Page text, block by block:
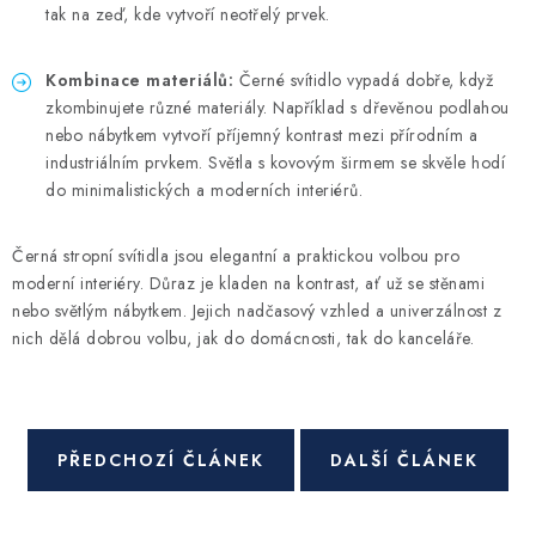
tak na zeď, kde vytvoří neotřelý prvek.
Kombinace materiálů: Černé svítidlo vypadá dobře, když
zkombinujete různé materiály. Například s dřevěnou podlahou
nebo nábytkem vytvoří příjemný kontrast mezi přírodním a
industriálním prvkem. Světla s kovovým širmem se skvěle hodí
do minimalistických a moderních interiérů.
Černá stropní svítidla jsou elegantní a praktickou volbou pro
moderní interiéry. Důraz je kladen na kontrast, ať už se stěnami
nebo světlým nábytkem. Jejich nadčasový vzhled a univerzálnost z
nich dělá dobrou volbu, jak do domácnosti, tak do kanceláře.
PŘEDCHOZÍ ČLÁNEK DALŠÍ ČLÁNEK